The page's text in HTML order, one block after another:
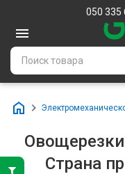
050 335
Страна